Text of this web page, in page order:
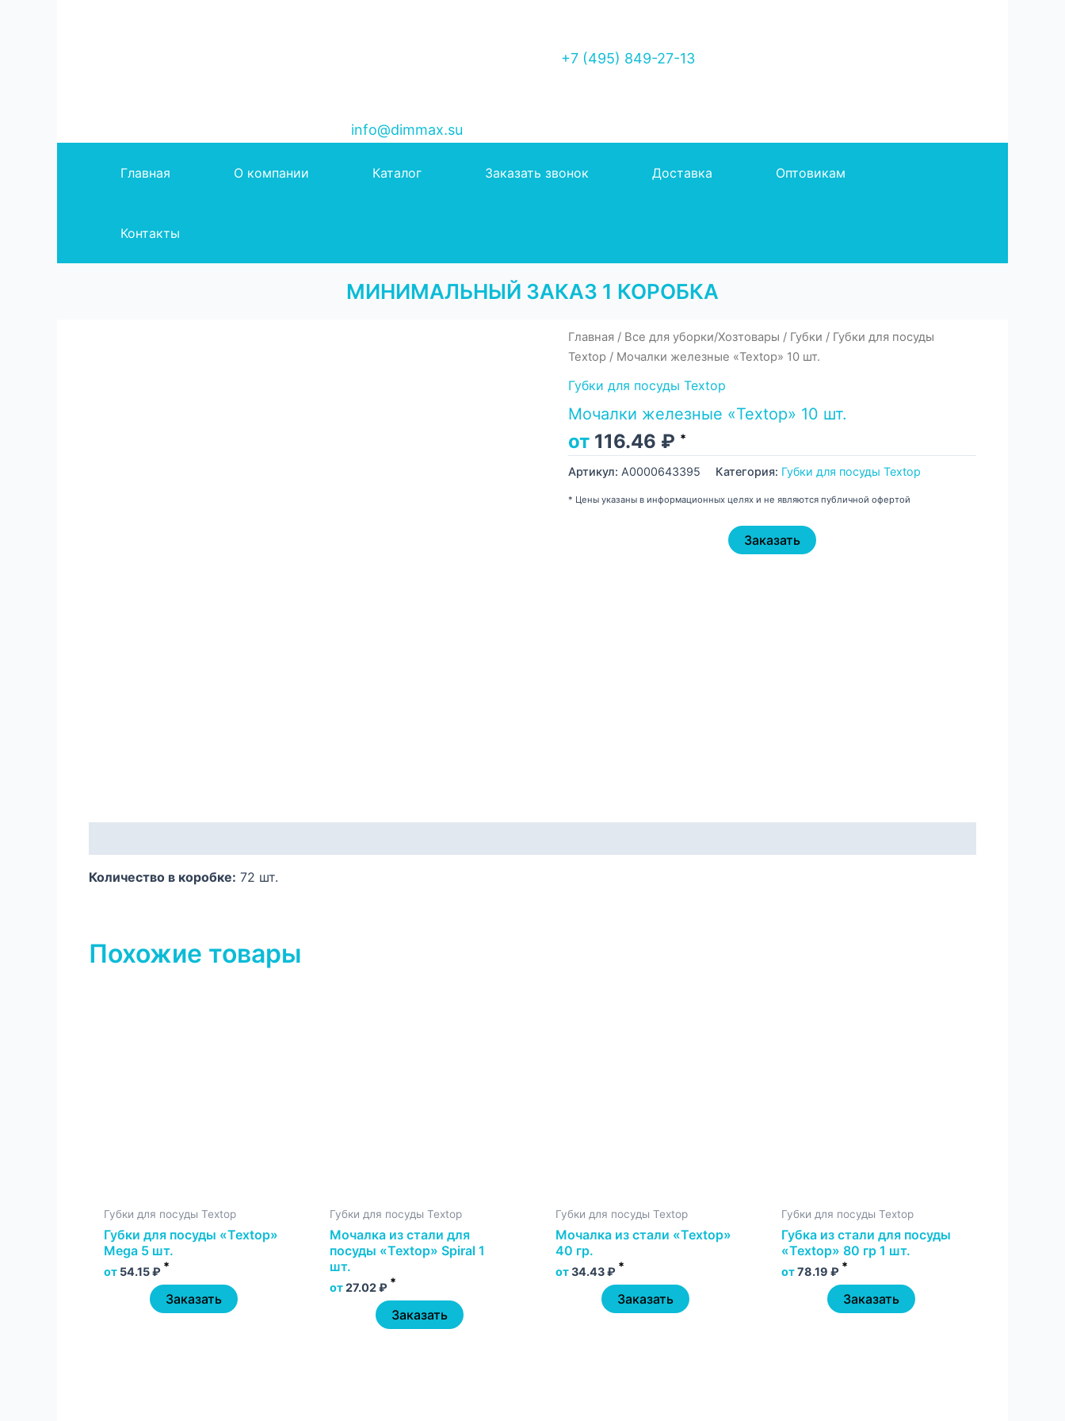
+7 (495) 849-27-13
info@dimmax.su
Главная О компании Каталог Заказать звонок Доставка Оптовикам
Контакты
МИНИМАЛЬНЫЙ ЗАКАЗ 1 КОРОБКА
Главная / Все для уборки/Хозтовары / Губки / Губки для посуды
Textop / Мочалки железные «Textop» 10 шт.
Губки для посуды Textop
Мочалки железные «Textop» 10 шт.
от 116.46 ₽ *
Артикул: А0000643395 Категория: Губки для посуды Textop
* Цены указаны в информационных целях и не являются публичной офертой
Заказать
Количество в коробке: 72 шт.
Похожие товары
Губки для посуды Textop
Губки для посуды «Textop»
Mega 5 шт.
от 54.15₽ *
Заказать
Губки для посуды Textop
Мочалка из стали для
посуды «Textop» Spiral 1
шт.
от27.02₽ *
Заказать
Губки для посуды Textop
Мочалка из стали «Textop»
40 гр.
от34.43₽ *
Заказать
Губки для посуды Textop
Губка из стали для посуды
«Textop» 80 гр 1 шт.
от78.19₽ *
Заказать